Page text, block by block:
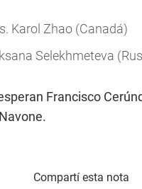
Karol Zhao (Canadá)
Selekhmeteva
Francisco